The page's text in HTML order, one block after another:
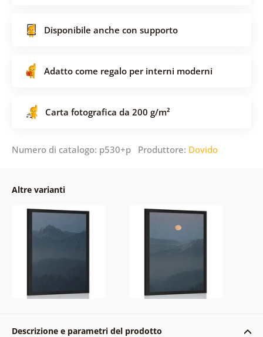
Disponibile anche con supporto
Adatto come regalo per interni moderni
Carta fotografica da 200 g/m²
Numero di catalogo: p530+p Produttore: Dovido
Altre varianti
Descrizione e parametri del prodotto